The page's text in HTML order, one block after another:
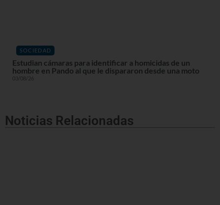
SOCIEDAD
Estudian cámaras para identificar a homicidas de un
hombre en Pando al que le dispararon desde una moto
03/08/26
Noticias Relacionadas